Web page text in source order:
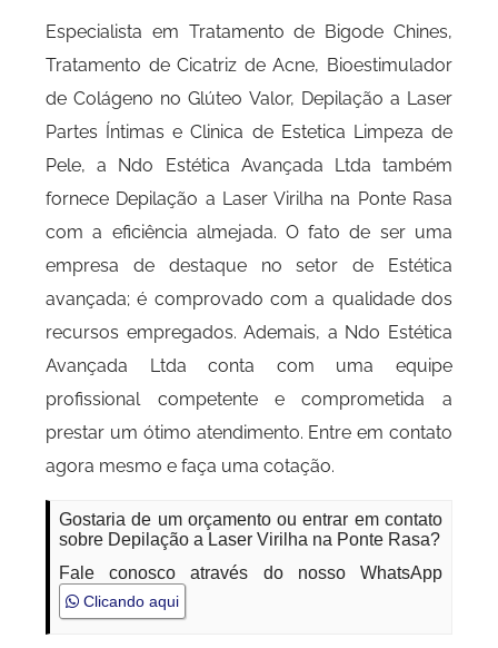
Especialista em Tratamento de Bigode Chines,
Tratamento de Cicatriz de Acne, Bioestimulador
de Colágeno no Glúteo Valor, Depilação a Laser
Partes Íntimas e Clinica de Estetica Limpeza de
Pele, a Ndo Estética Avançada Ltda também
fornece Depilação a Laser Virilha na Ponte Rasa
com a eficiência almejada. O fato de ser uma
empresa de destaque no setor de Estética
avançada; é comprovado com a qualidade dos
recursos empregados. Ademais, a Ndo Estética
Avançada Ltda conta com uma equipe
profissional competente e comprometida a
prestar um ótimo atendimento. Entre em contato
agora mesmo e faça uma cotação.
Gostaria de um orçamento ou entrar em contato
sobre Depilação a Laser Virilha na Ponte Rasa?
Fale conosco através do nosso WhatsApp
Clicando aqui